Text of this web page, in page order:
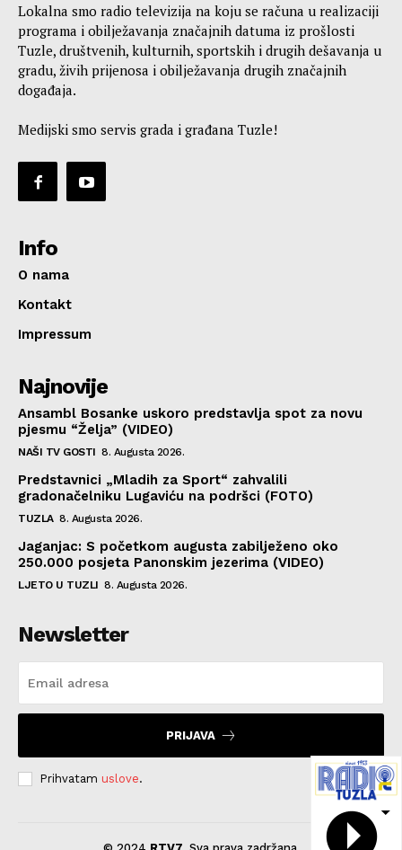
Lokalna smo radio televizija na koju se računa u realizaciji
programa i obilježavanja značajnih datuma iz prošlosti
Tuzle, društvenih, kulturnih, sportskih i drugih dešavanja u
gradu, živih prijenosa i obilježavanja drugih značajnih
događaja.
Medijski smo servis grada i građana Tuzle!
Info
O nama
Kontakt
Impressum
Najnovije
Ansambl Bosanke uskoro predstavlja spot za novu
pjesmu “Želja” (VIDEO)
NAŠI TV GOSTI 8. Augusta 2026.
Predstavnici „Mladih za Sport“ zahvalili
gradonačelniku Lugaviću na podršci (FOTO)
TUZLA 8. Augusta 2026.
Jaganjac: S početkom augusta zabilježeno oko
250.000 posjeta Panonskim jezerima (VIDEO)
LJETO U TUZLI 8. Augusta 2026.
Newsletter
PRIJAVA
Prihvatam uslove.